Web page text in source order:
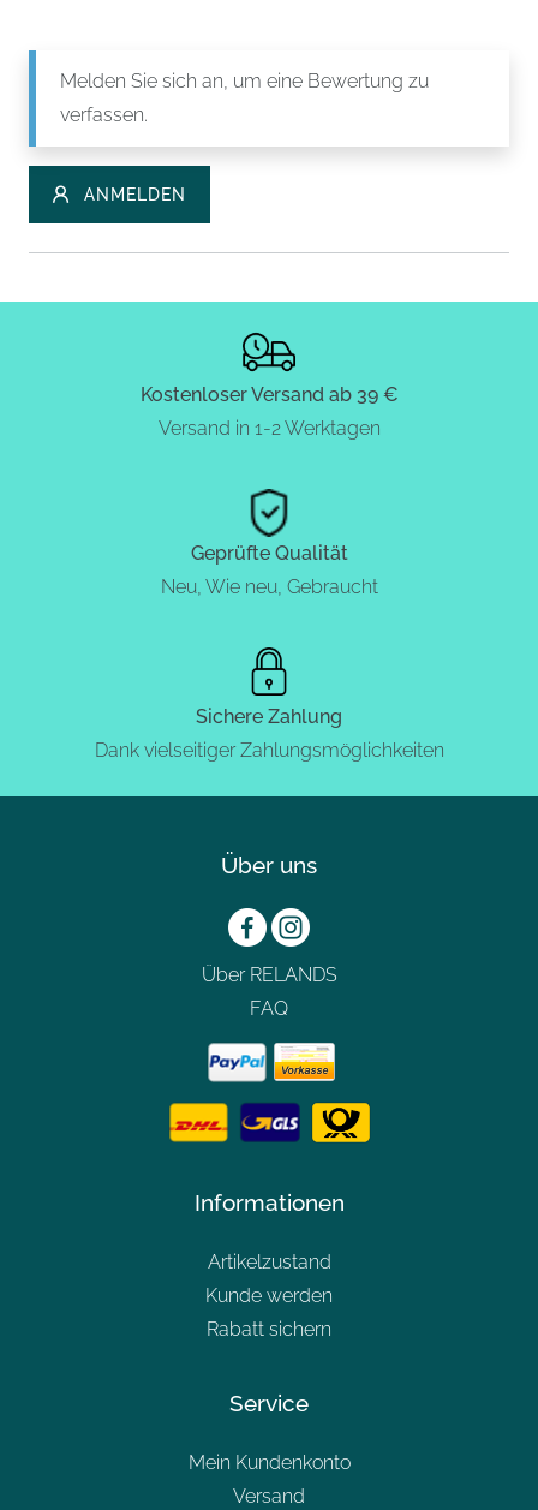
Melden Sie sich an, um eine Bewertung zu
verfassen.
ANMELDEN
Kostenloser Versand ab 39 €
Versand in 1-2 Werktagen
Geprüfte Qualität
Neu, Wie neu, Gebraucht
Sichere Zahlung
Dank vielseitiger Zahlungsmöglichkeiten
Über uns
Über RELANDS
FAQ
Informationen
Artikelzustand
Kunde werden
Rabatt sichern
Service
Mein Kundenkonto
Versand